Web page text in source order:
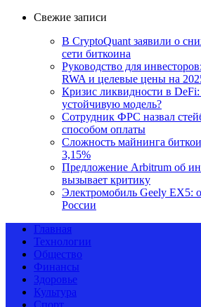
Свежие записи
В CryptoQuant заявили о
сети биткоина
Руководство для
RWA и целевые цены на
Кризис ликвидности в
устойчивую модель?
Сотрудник ФРС назвал
способом оплаты
Сложность майнинга
3,15%
Предложение Arbitrum об
вызывает критику
Электромобиль Geely EX5:
России
Главная
Технологии
Общество
Финансы
Здоровье
Культура
Спорт